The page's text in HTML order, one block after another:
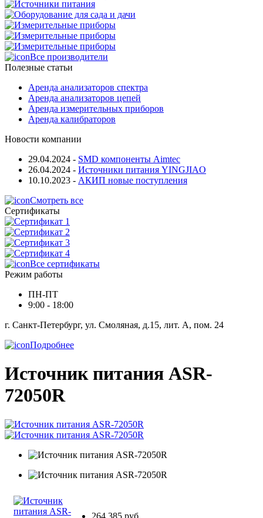
Все производители
Полезные статьи
Аренда анализаторов спектра
Аренда анализаторов цепей
Аренда измерительных приборов
Аренда калибраторов
Новости компании
29.04.2024 - SMD компоненты Aimtec
26.04.2024 - Источники питания YINGJIAO
10.10.2023 - АКИП новые поступления
Смотреть все
Сертификаты
Все сертификаты
Режим работы
ПН-ПТ
9:00 - 18:00
г. Санкт-Петербург, ул. Смоляная, д.15, лит. А, пом. 24
Подробнее
Источник питания ASR-
72050R
264 385 руб.